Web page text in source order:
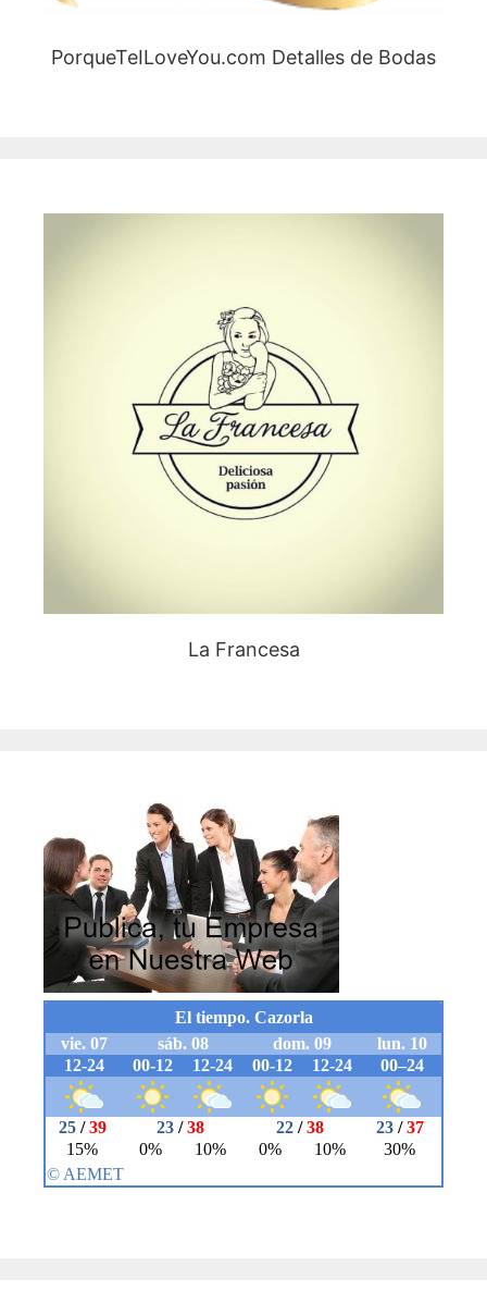
PorqueTeILoveYou.com Detalles de Bodas
La Francesa